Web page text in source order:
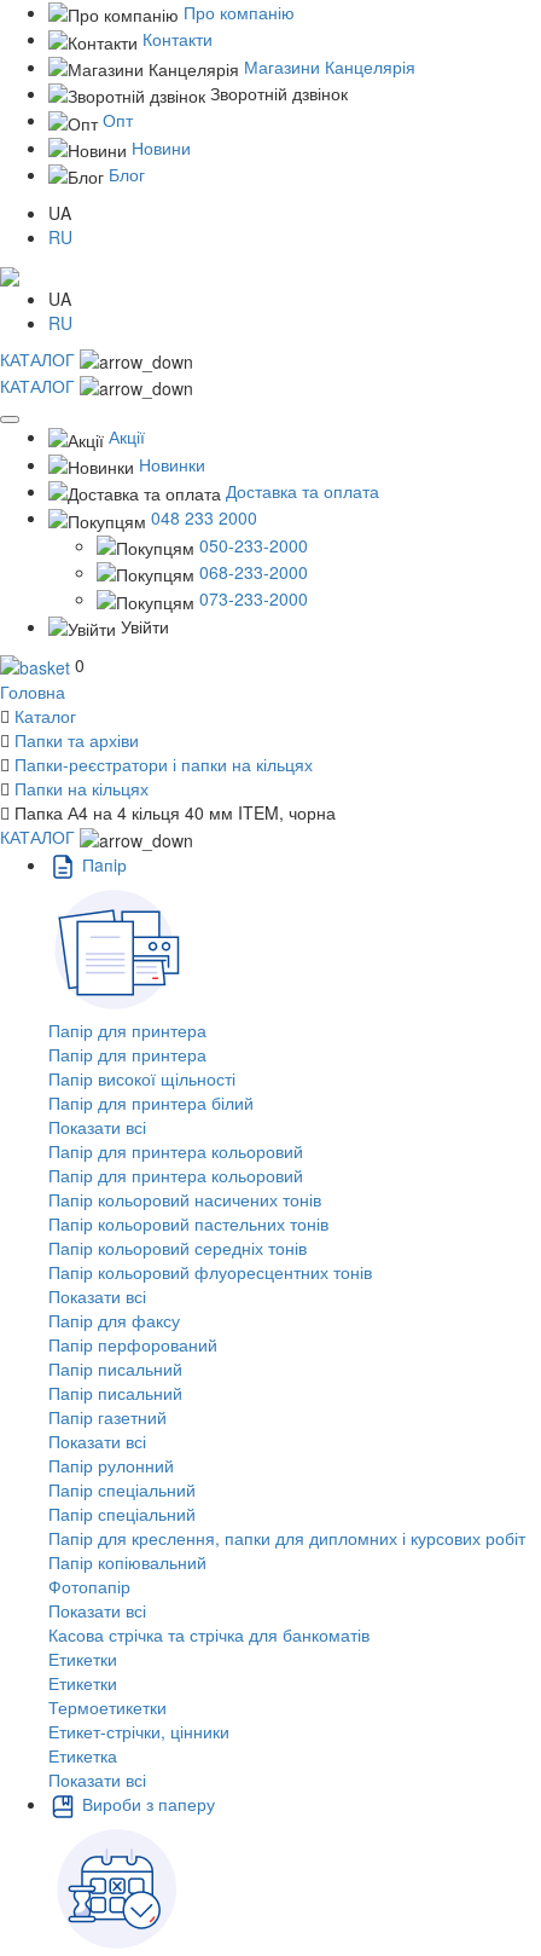
Про компанію
Контакти
Магазини Канцелярія
Зворотній дзвінок
Опт
Новини
Блог
UA
RU
UA
RU
КАТАЛОГ
КАТАЛОГ
Акції
Новинки
Доставка та оплата
048 233 2000
050-233-2000
068-233-2000
073-233-2000
Увійти
0
Головна
Каталог
Папки та архіви
Папки-реєстратори і папки на кільцях
Папки на кільцях
Папка А4 на 4 кільця 40 мм ITEM, чорна
КАТАЛОГ
Пaпiр
Папір для принтера
Папір для принтера
Папір високої щільності
Папір для принтера білий
Показати всі
Папір для принтера кольоровий
Папір для принтера кольоровий
Папір кольоровий насичених тонів
Папір кольоровий пастельних тонів
Папір кольоровий середніх тонів
Папір кольоровий флуоресцентних тонів
Показати всі
Папір для факсу
Папір перфорований
Папір писальний
Папір писальний
Папір газетний
Показати всі
Папір рулонний
Папір спеціальний
Папір спеціальний
Папір для креслення, папки для дипломних і курсових робіт
Папір копіювальний
Фотопапір
Показати всі
Касова стрічка та стрічка для банкоматів
Етикетки
Етикетки
Термоетикетки
Етикет-стрічки, цінники
Етикетка
Показати всі
Вироби з паперу